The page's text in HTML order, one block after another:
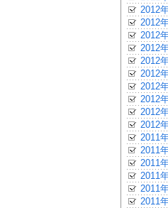
2012
2012
2012
2012
2012
2012
2012
2012
2012
2012
2011
2011
2011
2011
2011
2011